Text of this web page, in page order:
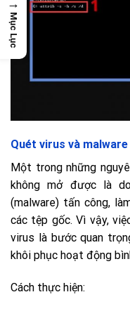
Quét virus và
Một trong những
không mở được là
(malware) tấn công,
các tệp gốc. Vì vậy,
virus là bước quan
khôi phục hoạt động
Cách thực hiện:
→
Mục Lục